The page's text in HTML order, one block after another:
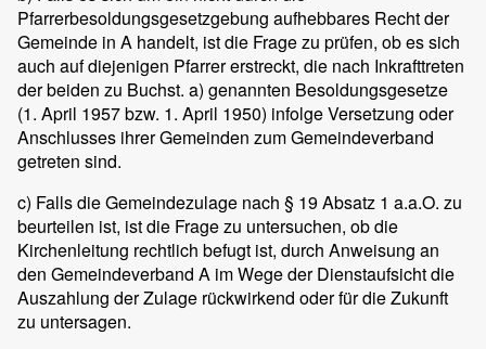
Pfarrerbesoldungsgesetzgebung aufhebbares Recht der
Gemeinde in A handelt, ist die Frage zu prüfen, ob es sich
auch auf diejenigen Pfarrer erstreckt, die nach Inkrafttreten
der beiden zu Buchst. a) genannten Besoldungsgesetze
(1. April 1957 bzw. 1. April 1950) infolge Versetzung oder
Anschlusses ihrer Gemeinden zum Gemeindeverband
getreten sind.
c) Falls die Gemeindezulage nach § 19 Absatz 1 a.a.O. zu
beurteilen ist, ist die Frage zu untersuchen, ob die
Kirchenleitung rechtlich befugt ist, durch Anweisung an
den Gemeindeverband A im Wege der Dienstaufsicht die
Auszahlung der Zulage rückwirkend oder für die Zukunft
zu untersagen.